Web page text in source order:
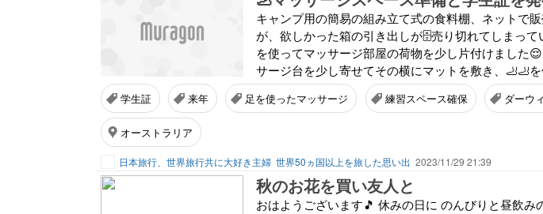
キャンプ用の簡易の組み立て式の食料棚、ネットで
が、欲しかった箱の引き出しが🗄️売り切れてしまっ
を使ってマッサージ部屋の荷物を少し片付けました
サージ台を少し寄せてその横にマットを敷き、🦶🦶
学生証 来年 足を使ったマッサージ 練習スペース確保 ダーウ
オーストラリア
日本旅行、世界旅行共に大好き主婦 世界50ヵ国以上を旅した思い出 2023/11/29 21:39
秋のお花を買い友人と
おはようございます🎵 休みの日に のんびりと昼飲み